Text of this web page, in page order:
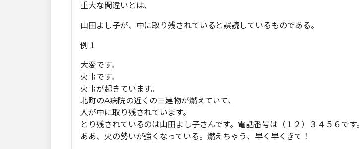
重大な間違いとは、
山田よし子が、中に取り残されていると誤読しているものである。
例１
大変です。
火事です。
火事が起きています。
北町のA病院の近くの三建物が燃えていて、
人が中に取り残されています。
とり残されているのは山田よし子さんです。電話番号は（１２）３４５６です。
ああ、火の勢いが強くなっている。燃えちゃう、早く早くきて！